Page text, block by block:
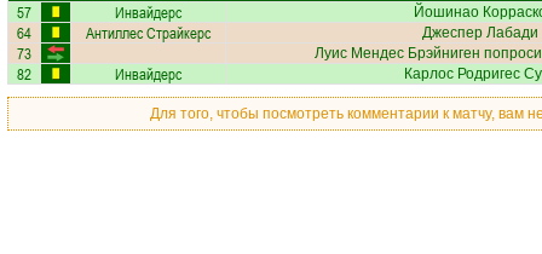
57 Инвайдерс Йошинао
64 Антиллес Страйкерс Джеспер Лабади
73 Луис Мендес Брэйниген
82 Инвайдерс Карлос Родригес
Для того, чтобы посмотреть комментарии к матчу, вам